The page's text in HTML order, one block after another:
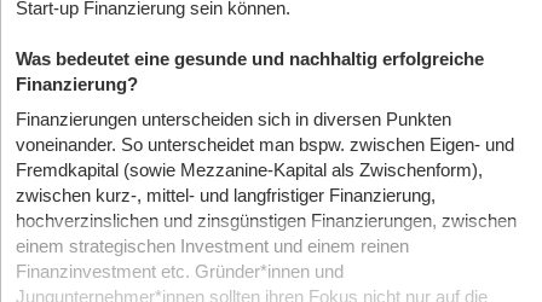
Start-up Finanzierung sein können.
Was bedeutet eine gesunde und nachhaltig erfolgreiche
Finanzierung?
Finanzierungen unterscheiden sich in diversen Punkten
voneinander. So unterscheidet man bspw. zwischen Eigen- und
Fremdkapital (sowie Mezzanine-Kapital als Zwischenform),
zwischen kurz-, mittel- und langfristiger Finanzierung,
hochverzinslichen und zinsgünstigen Finanzierungen, zwischen
einem strategischen Investment und einem reinen
Finanzinvestment etc. Gründer*innen und
Jungunternehmer*innen sollten ihren Fokus nicht nur auf die